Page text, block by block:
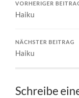
VORHERIGER
Haiku
NÄCHSTER BEITRAG
Haiku
Schreibe